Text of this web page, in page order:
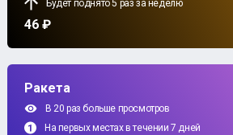
Будет поднято 5 раз за неделю
46 ₽
Ракета
В 20 раз больше просмотров
На первых местах в течении 7 дней